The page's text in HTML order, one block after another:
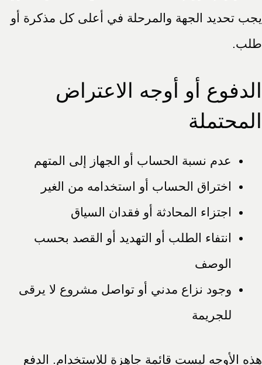
يجب تحديد الجهة والمرحلة في أعلى كل مذكرة أو
طلب.
الدفوع أو أوجه الاعتراض
المحتملة
عدم نسبة الحساب أو الجهاز إلى المتهم
اختراق الحساب أو استخدامه من الغير
اجتزاء المحادثة أو فقدان السياق
انتفاء الطلب أو التهديد أو القصد بحسب
الوصف
وجود نزاع مدني أو تواصل مشروع لا يرقى
للجريمة
هذه الأوجه ليست قائمة جاهزة للاستخدام. الدفع